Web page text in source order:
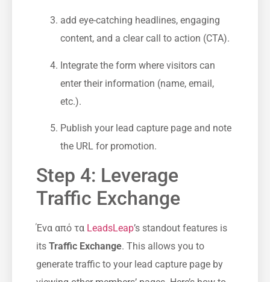
add‌ eye-catching headlines, engaging
content, and ⁢a clear call to action (CTA).
Integrate the form where ⁤visitors can
enter ‍their information (name, email,
etc.).
Publish your lead capture page and note
the URL for promotion.
Step 4: Leverage
Traffic Exchange
Ένα από τα LeadsLeap’s standout features is
its Traffic ⁤Exchange. This allows you to
generate traffic ⁢to your lead capture page by